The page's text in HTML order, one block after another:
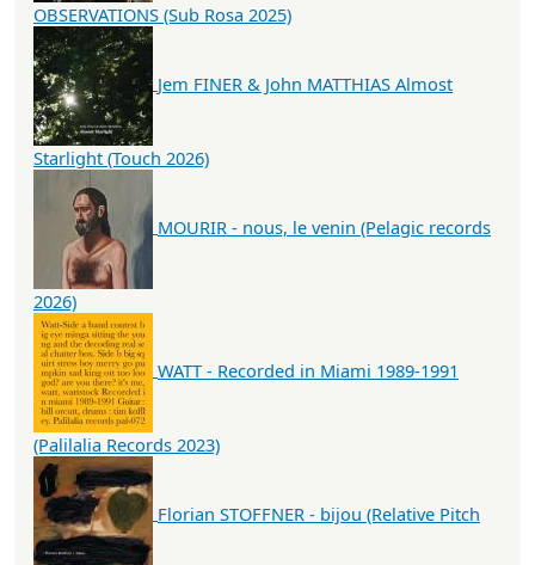
OBSERVATIONS (Sub Rosa 2025)
Jem FINER & John MATTHIAS Almost
Starlight (Touch 2026)
MOURIR - nous, le venin (Pelagic records
2026)
WATT - Recorded in Miami 1989-1991
(Palilalia Records 2023)
Florian STOFFNER - bijou (Relative Pitch